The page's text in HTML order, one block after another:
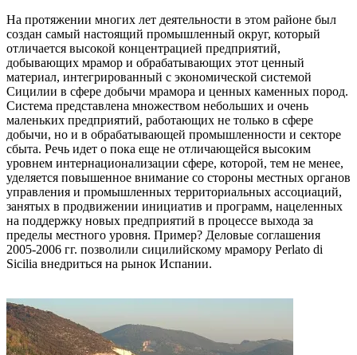
На протяжении многих лет деятельности в этом районе был
создан самый настоящий промышленный округ, который
отличается высокой концентрацией предприятий,
добывающих мрамор и обрабатывающих этот ценный
материал, интегрированный с экономической системой
Сицилии в сфере добычи мрамора и ценных каменных пород.
Система представлена множеством небольших и очень
маленьких предприятий, работающих не только в сфере
добычи, но и в обрабатывающей промышленности и секторе
сбыта. Речь идет о пока еще не отличающейся высоким
уровнем интернационализации сфере, которой, тем не менее,
уделяется повышенное внимание со стороны местных органов
управления и промышленных территориальных ассоциаций,
занятых в продвижении инициатив и программ, нацеленных
на поддержку новых предприятий в процессе выхода за
пределы местного уровня. Пример? Деловые соглашения
2005-2006 гг. позволили сицилийскому мрамору Perlato di
Sicilia внедриться на рынок Испании.